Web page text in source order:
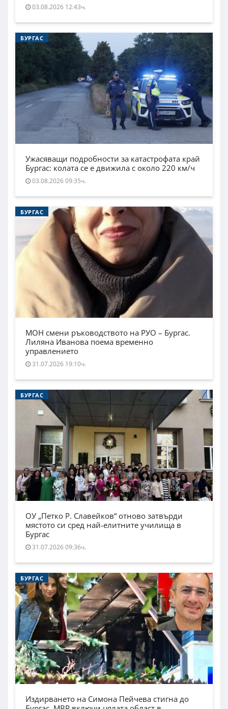
03.08.2026 12:43ч.
БУРГАС
Ужасяващи подробности за катастрофата край
Бургас: колата се е движила с около 220 км/ч
03.08.2026 09:35ч.
БУРГАС
МОН смени ръководството на РУО – Бургас.
Лиляна Иванова поема временно
управлението
31.07.2026 19:10ч.
БУРГАС
ОУ „Петко Р. Славейков“ отново затвърди
мястото си сред най-елитните училища в
Бургас
31.07.2026 09:36ч.
БУРГАС
Издирването на Симона Пейчева стигна до